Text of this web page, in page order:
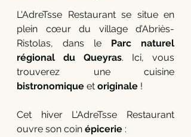
L'AdreTsse Restaurant se situe en
plein cœur du village d’Abriès-
Ristolas, dans le Parc naturel
régional du Queyras. Ici, vous
trouverez une cuisine
bistronomique et originale !
Cet hiver L'AdreTsse Restaurant
ouvre son coin épicerie :